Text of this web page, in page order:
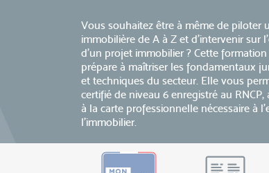
Vous souhaitez être à même de piloter
immobilière de A à Z et d’intervenir sur
d’un projet immobilier ? Cette
prépare à maîtriser les fondamentaux
et techniques du secteur. Elle vous
certifié de niveau 6 enregistré au
à la carte professionnelle nécessaire à
l’immobilier.